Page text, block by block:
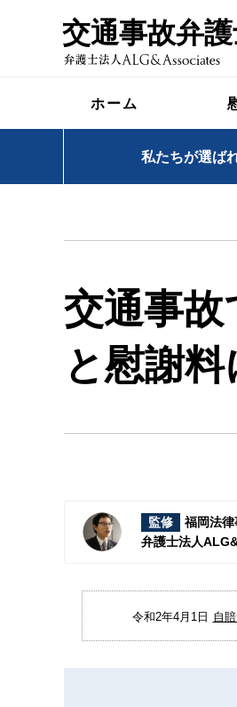
交通事故弁
ホーム
私たちが選ば
交通事故
と慰謝
監修
福岡法
弁護士法人
令和2年4月1日 自